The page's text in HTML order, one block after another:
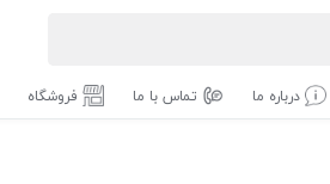
درباره ما تماس با ما فروشگاه